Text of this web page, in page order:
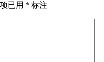
已用 * 标注